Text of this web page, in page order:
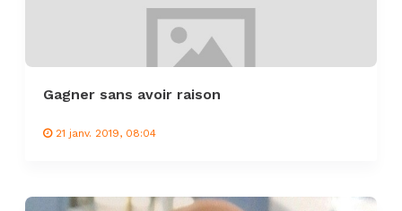
Gagner sans avoir raison
21 janv. 2019, 08:04